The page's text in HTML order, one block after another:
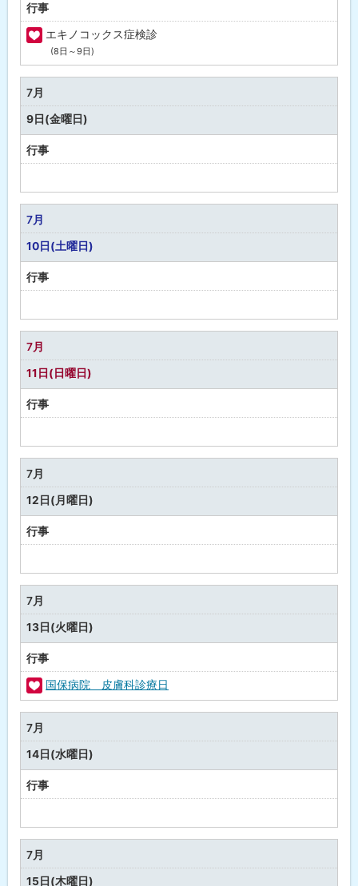
行事
・
健
エキノコックス症検診
(8日～9日)
7月
9日(金曜日)
行事
定
な
し
7月
10日(土曜日)
行事
定
な
し
7月
11日(日曜日)
行事
定
な
し
7月
12日(月曜日)
行事
定
な
し
7月
13日(火曜日)
行事
福
祉
・
健
康
国保病院 皮膚科診療日
7月
14日(水曜日)
行事
定
な
し
7月
15日(木曜日)